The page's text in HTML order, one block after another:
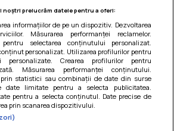
|
noștri prelucrăm datele pentru a oferi:
informațiilor de pe un dispozitiv. Dezvoltarea
Măsurarea performanței reclamelor.
selectarea conținutului personalizat.
personalizat. Utilizarea profilurilor pentru
personalizate. Crearea profilurilor pentru
Măsurarea performanței conținutului.
statistici sau combinații de date din surse
date limitate pentru a selecta publicitatea.
pentru a selecta conținutul. Date precise de
prin scanarea dispozitivului.